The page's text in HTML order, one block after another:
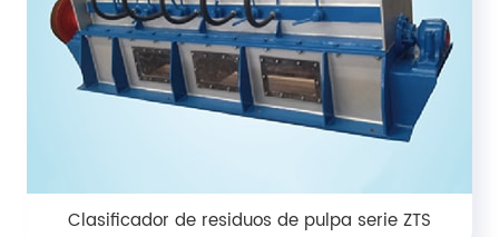
Clasificador de residuos de pulpa serie ZTS